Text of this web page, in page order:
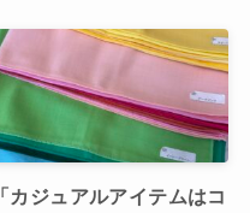
「カジュアルアイテムはコ